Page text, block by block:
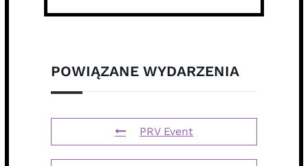
POWIĄZANE WYDARZENIA
PRV Event